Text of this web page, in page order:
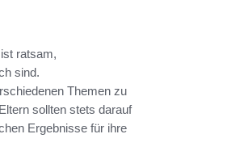
ratsam,
sind.
Themen zu
sollten stets darauf
Ergebnisse für ihre